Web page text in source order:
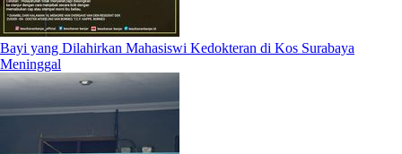
Bayi yang Dilahirkan Mahasiswi Kedokteran di Kos Surabaya
Meninggal